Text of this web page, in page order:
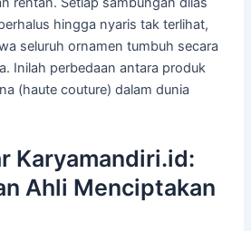
hingga nyaris tak terlihat,
seluruh ornamen tumbuh secara
Inilah perbedaan antara produk
(haute couture) dalam dunia
Karyamandiri.id:
Ahli Menciptakan